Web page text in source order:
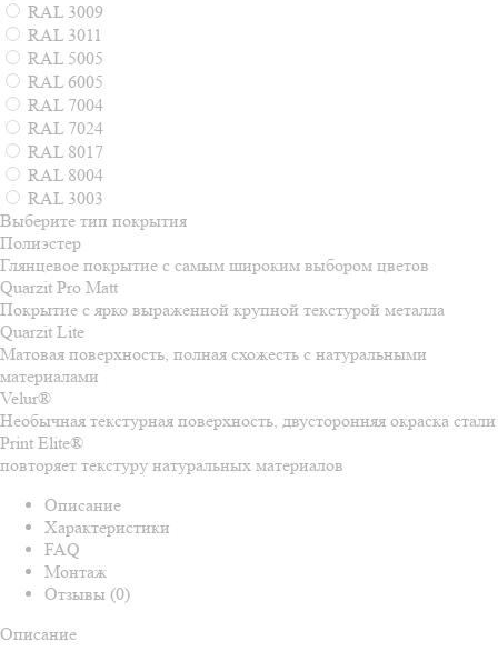
RAL 3009
RAL 3011
RAL 5005
RAL 6005
RAL 7004
RAL 7024
RAL 8017
RAL 8004
RAL 3003
Выберите тип покрытия
Полиэстер
Глянцевое покрытие с самым широким выбором цветов
Quarzit Pro Matt
Покрытие с ярко выраженной крупной текстурой металла
Quarzit Lite
Матовая поверхность, полная схожесть с натуральными
материалами
Velur®
Необычная текстурная поверхность, двусторонняя окраска стали
Print Elite®
повторяет текстуру натуральных материалов
Описание
Характеристики
FAQ
Монтаж
Отзывы (0)
Описание